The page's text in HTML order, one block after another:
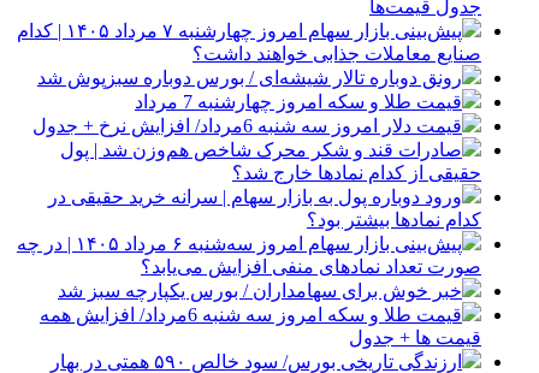
جدول قیمت‌ها
پیش‌بینی بازار سهام امروز چهارشنبه ۷ مرداد ۱۴۰۵ | کدام
صنایع معاملات جذابی خواهند داشت؟
رونق دوباره تالار شیشه‌ای / بورس دوباره سبزپوش شد
قیمت طلا و سکه امروز چهارشنبه 7 مرداد
قیمت دلار امروز سه شنبه 6مرداد/ افزایش نرخ + جدول
صادرات قند و شکر محرک شاخص هم‌وزن شد | پول
حقیقی از کدام نماد‌ها خارج شد؟
ورود دوباره پول به بازار سهام | سرانه خرید حقیقی در
کدام نماد‌ها بیشتر بود؟
پیش‌بینی بازار سهام امروز سه‌شنبه ۶ مرداد ۱۴۰۵ | در چه
صورت تعداد نماد‌های منفی افزایش می‌یابد؟
خبر خوش برای سهامداران / بورس یکپارچه سبز شد
قیمت طلا و سکه امروز سه شنبه 6مرداد/ افزایش همه
قیمت ها + جدول
ارزندگی تاریخی بورس/ سود خالص ۵۹۰ همتی در بهار